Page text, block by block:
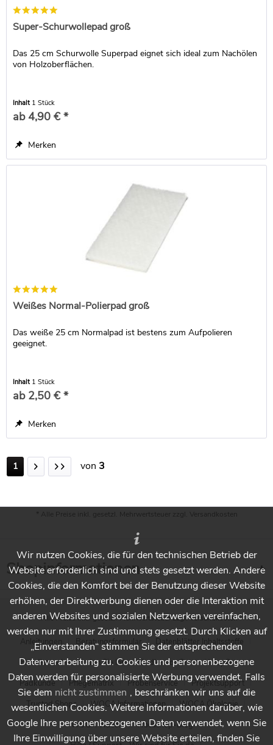
Super-Schurwollepad groß
Das 25 cm Schurwolle Superpad eignet sich ideal zum Nachölen
von Holzoberflächen.
Inhalt 1 Stück
ab 4,90 € *
Merken
Weißes Normal-Polierpad groß
Das weiße 25 cm Normalpad ist bestens zum Aufpolieren
geeignet.
Inhalt 1 Stück
ab 2,50 € *
Merken
1 von 3
* Alle Preise inkl. gesetzl. Mehrwertsteuer zzgl. Versandkosten
Shopinformationen
* Alle Preise inkl. gesetzl. Mehrwertsteuer zzgl.Versandkosten
Anleitungen Beratungsformular
Datenblätter Inhaltsstoffe
Händlersuche - Finden Sie Ihren Händler vor Ort
Holzpflege
Padkunde
Pflegematrix Probenservice
Projektsupport
Trusted Shops
WOCA Informationen
WOCA Ökologie
WOCA Videos
Wocashop-Blog
Wir nutzen Cookies, die für den technischen Betrieb der
Website erforderlich sind und stets gesetzt werden. Andere
Cookies, die den Komfort bei der Benutzung dieser Website
erhöhen, der Direktwerbung dienen oder die Interaktion mit
anderen Websites und sozialen Netzwerken vereinfachen,
werden nur mit Ihrer Zustimmung gesetzt. Durch Klicken auf
„Einverstanden“ stimmen Sie der entsprechenden
Datenverarbeitung zu. Cookies und personenbezogene
Daten werden für personalisierte Werbung verwendet. Falls
Sie dem nicht zustimmen , beschränken wir uns auf die
wesentlichen Cookies. Weitere Informationen darüber, wie
Google Ihre personenbezogenen Daten verwendet, wenn Sie
Ihre Einwilligung über unsere Website erteilen, finden Sie